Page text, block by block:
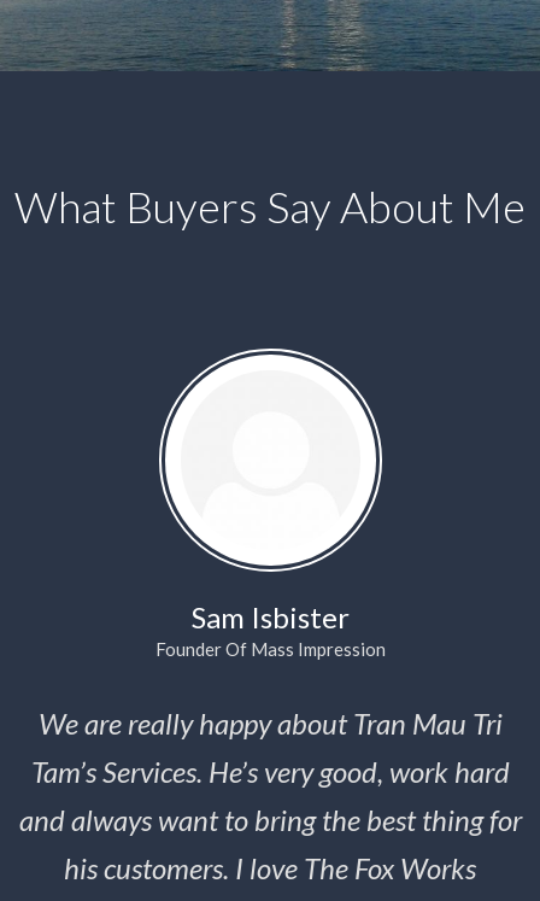
What Buyers Say About Me
We are really happy about Tran Mau Tri
Tam’s Services. He’s very good, work hard
and always want to bring the best thing for
his customers. I love The Fox Works
Sam Isbister
Founder Of Mass Impression